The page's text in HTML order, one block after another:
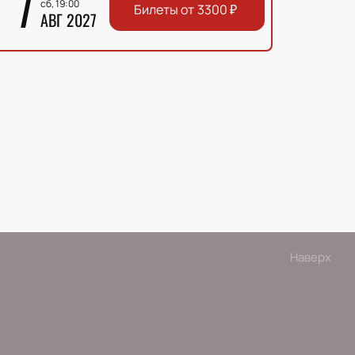
сб, 19:00
АВГ 2027 Билеты от 3300₽
Наверх